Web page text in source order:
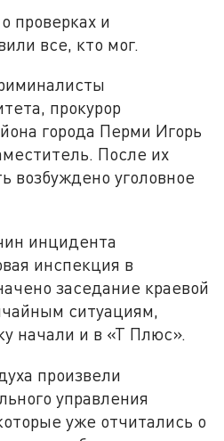
проверках и
все, кто мог.
прокурор
города Перми Игорь
После их
возбуждено уголовное
инцидента
инспекция в
заседание краевой
ситуациям,
начали и в «Т Плюс».
произвели
управления
уже отчитались о